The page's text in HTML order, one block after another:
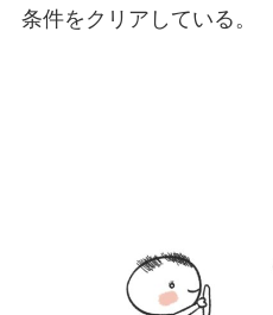
条件をクリアしている。